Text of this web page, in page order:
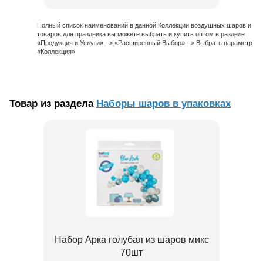
Полный список наименований в данной Коллекции воздушных шаров и
товаров для праздника вы можете выбрать и купить оптом в разделе
«Продукция и Услуги» - > «Расширенный Выбор» - > Выбрать параметр
«Коллекция»
Товар из раздела Наборы шаров в упаковках
Набор Арка голубая из шаров микс
70шт